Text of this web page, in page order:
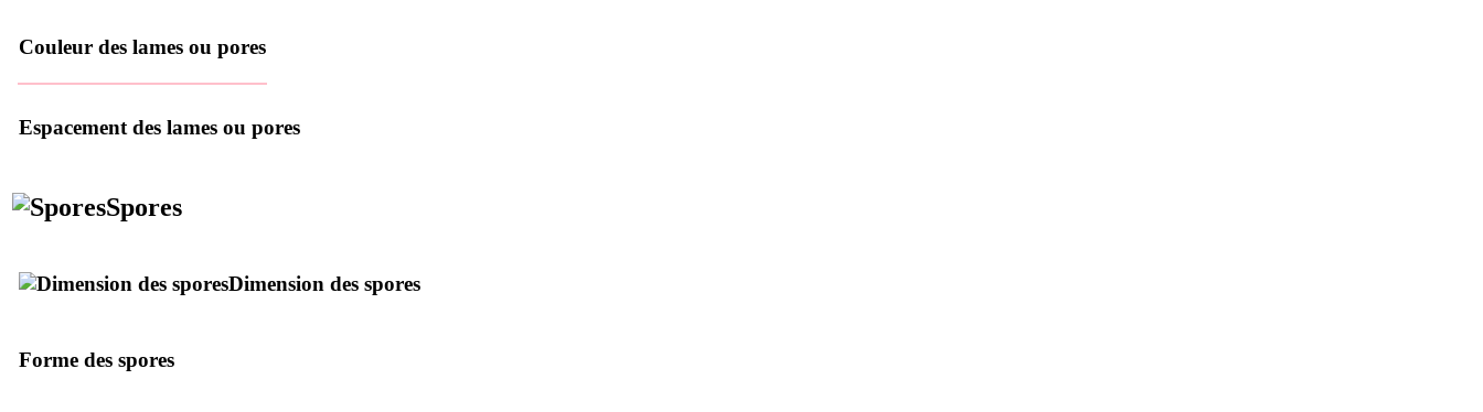
Couleur des lames ou pores
Espacement des lames ou pores
Spores
Dimension des spores
Forme des spores